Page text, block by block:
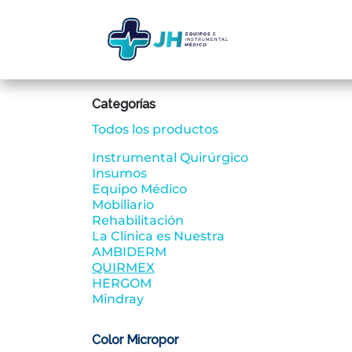
Categorías
Todos los productos
Instrumental Quirúrgico
Insumos
Equipo Médico
Mobiliario
Rehabilitación
La Clinica es Nuestra
AMBIDERM
QUIRMEX
HERGOM
Mindray
Color Micropor